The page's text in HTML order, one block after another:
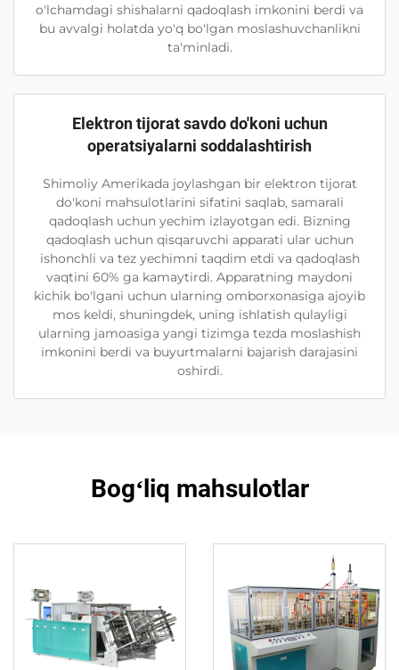
o'lchamdagi shishalarni qadoqlash imkonini berdi va
bu avvalgi holatda yo'q bo'lgan moslashuvchanlikni
ta'minladi.
Elektron tijorat savdo do'koni uchun
operatsiyalarni soddalashtirish
Shimoliy Amerikada joylashgan bir elektron tijorat
do'koni mahsulotlarini sifatini saqlab, samarali
qadoqlash uchun yechim izlayotgan edi. Bizning
qadoqlash uchun qisqaruvchi apparati ular uchun
ishonchli va tez yechimni taqdim etdi va qadoqlash
vaqtini 60% ga kamaytirdi. Apparatning maydoni
kichik bo'lgani uchun ularning omborxonasiga ajoyib
mos keldi, shuningdek, uning ishlatish qulayligi
ularning jamoasiga yangi tizimga tezda moslashish
imkonini berdi va buyurtmalarni bajarish darajasini
oshirdi.
Bogʻliq mahsulotlar